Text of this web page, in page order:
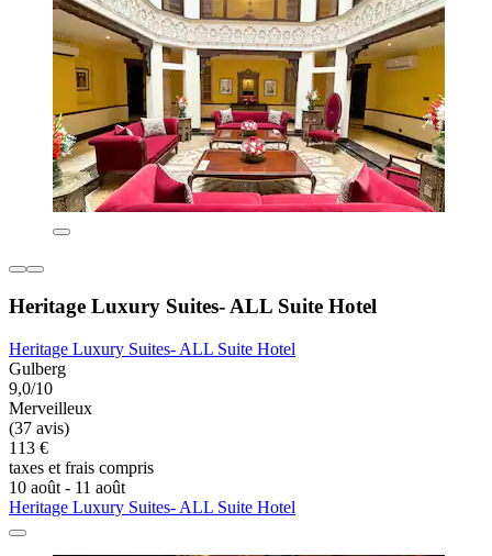
Heritage Luxury Suites- ALL Suite Hotel
Heritage Luxury Suites- ALL Suite Hotel
Gulberg
9,0/10
Merveilleux
(37 avis)
113 €
taxes et frais compris
10 août - 11 août
Heritage Luxury Suites- ALL Suite Hotel